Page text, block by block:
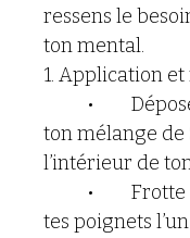
ressens le
ton mental.
1. Application
ton mélange de
l’intérieur de
tes poignets